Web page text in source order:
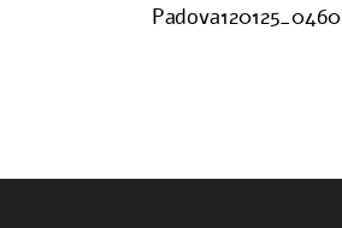
Padova120125_0460